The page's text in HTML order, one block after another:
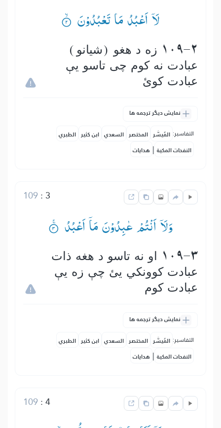
لَاۤ اَعْبُدُ مَا تَعْبُدُوْنَ ۟ۙ
109-2 زه د هغو (شیانو)
عبادت نه كوم چی تاسو يې
عبادت كوئ
نمایش دیگر ترجمه ها
التفاسير: المُيسَّر المختصر السعدي ابن كثير الطبري
النفحات المكية | هدايات
3
:
109
وَلَاۤ اَنْتُمْ عٰبِدُوْنَ مَاۤ اَعْبُدُ ۟ۚ
109-3 او نه تاسو د هغه ذات
عبادت كوونكي يئ چې زه يې
عبادت كوم
نمایش دیگر ترجمه ها
التفاسير: المُيسَّر المختصر السعدي ابن كثير الطبري
النفحات المكية | هدايات
4
:
109